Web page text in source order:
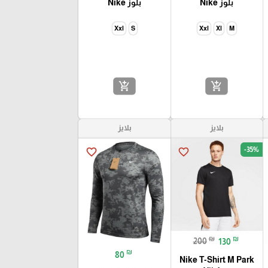
بلوز Nike
M
Xl
Xxl
add_shopping_cart
بلوز Nike
S
Xxl
add_shopping_cart
بلايز
favorite_border -35%
200 ₪ 130 ₪
Nike T-Shirt M Park
بلايز
favorite_border
80 ₪